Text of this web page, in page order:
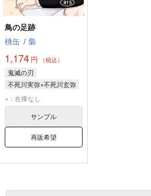
鳥の足跡
桃缶 / 梟
1,174 円 （税込）
鬼滅の刃
不死川実弥×不死川玄弥
不死川玄弥
不死川実弥
×：在庫なし
サンプル
再販希望